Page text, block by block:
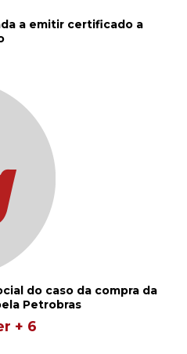
a emitir certificado a
do caso da compra da
Petrobras
+ 6